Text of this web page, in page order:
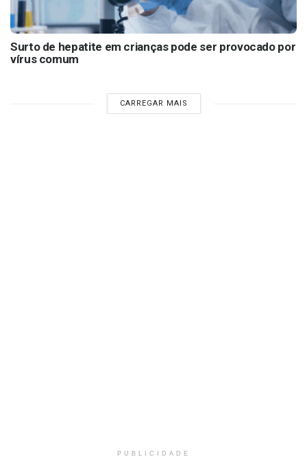
Surto de hepatite em crianças pode ser provocado por
vírus comum
CARREGAR MAIS
PUBLICIDADE